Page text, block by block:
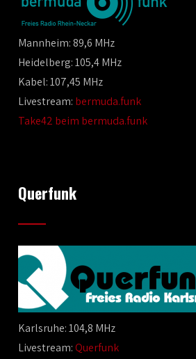
Mannheim: 89,6 MHz
Heidelberg: 105,4 MHz
Kabel: 107,45 MHz
Livestream: bermuda.funk
Take42 beim bermuda.funk
Querfunk
Karlsruhe: 104,8 MHz
Livestream:Querfunk